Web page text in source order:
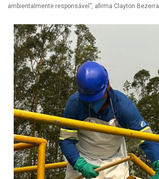
ambientalmente responsável”, afirma Clayton Bezerra.